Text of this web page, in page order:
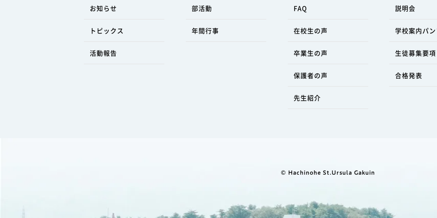
お知らせ
トピックス
活動報告
部活動
年間行事
FAQ
在校生の声
卒業生の声
保護者の声
先生紹介
説明会
学校案内パ
生徒募集要項
合格発表
© Hachinohe St.Ursula Gakuin